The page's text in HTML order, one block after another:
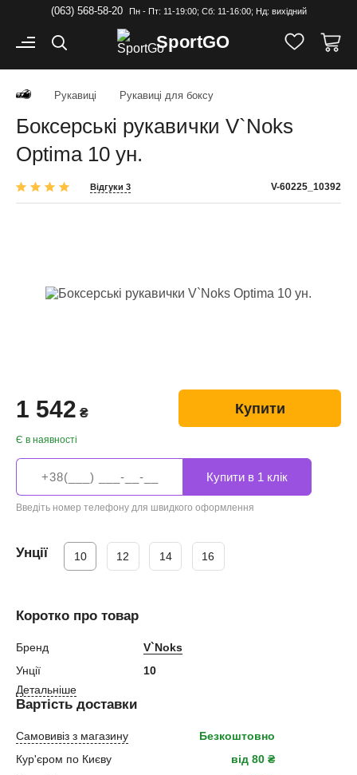
(063) 568-58-20 Пн - Пт: 11-19:00; Cб: 11-16:00; Нд: вихідний
SportGO
Рукавиці Рукавиці для боксу
Боксерські рукавички V`Noks
Optima 10 ун.
Відгуки 3 V-60225_10392
1 542 ₴
Є в наявності
Купити
Введіть номер телефону для швидкого оформлення
Унції 10 12 14 16
Коротко про товар
Бренд
V`Noks
Унції
10
Детальніше
Вартість доставки
Самовивіз з магазину
Безкоштовно
Кур'єром по Києву
від 80 ₴